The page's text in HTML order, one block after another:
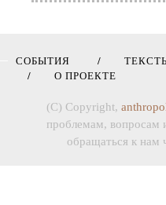
СОБЫТИЯ
О ПРОЕКТЕ
(C) Copyright,
проблемам, вопросам
обращаться к нам